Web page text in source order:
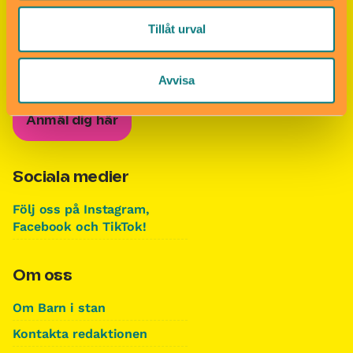
Tillåt urval
Avvisa
Nyhetsbrevet Helgkoll
Anmäl dig till vårt populära nyhetsbrev och få
koll på helgens alla roligheter!
Anmäl dig här
Sociala medier
Följ oss på Instagram,
Facebook och TikTok!
Om oss
Om Barn i stan
Kontakta redaktionen